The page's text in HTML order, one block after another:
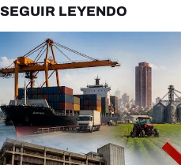
SEGUIR LEYENDO